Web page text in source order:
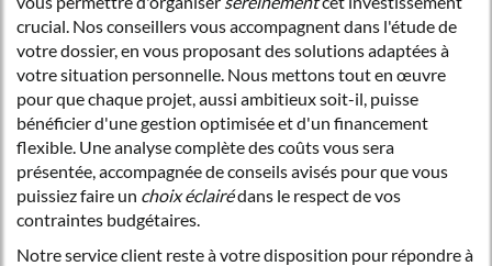
crucial. Nos conseillers vous accompagnent dans l'étude de
votre dossier, en vous proposant des solutions adaptées à
votre situation personnelle. Nous mettons tout en œuvre
pour que chaque projet, aussi ambitieux soit-il, puisse
bénéficier d'une gestion optimisée et d'un financement
flexible. Une analyse complète des coûts vous sera
présentée, accompagnée de conseils avisés pour que vous
puissiez faire un choix éclairédans le respect de vos
contraintes budgétaires.
Notre service client reste à votre disposition pour répondre à